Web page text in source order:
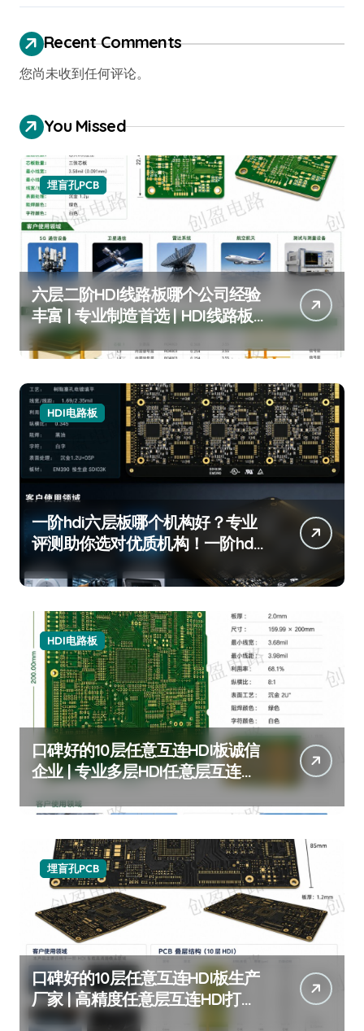
Recent Comments
您尚未收到任何评论。
You Missed
埋盲孔PCB
六层二阶HDI线路板哪个公司经验
丰富 | 专业制造首选 | HDI线路板
定制专家
HDI电路板
一阶hdi六层板哪个机构好？专业
评测助你选对优质机构！一阶hdi
六层板机构推荐
HDI电路板
口碑好的10层任意互连HDI板诚信
企业 | 专业多层HDI任意层互连板
厂家推荐 | 高可靠性10层任意阶
HDI板定制服务
埋盲孔PCB
口碑好的10层任意互连HDI板生产
厂家 | 高精度任意层互连HDI打样
批量 | 10层HDI板厂家推荐